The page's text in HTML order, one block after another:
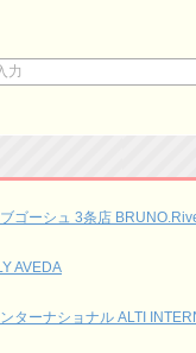
ゴーシュ 3条店
AVEDA
ターナショナル ALTI